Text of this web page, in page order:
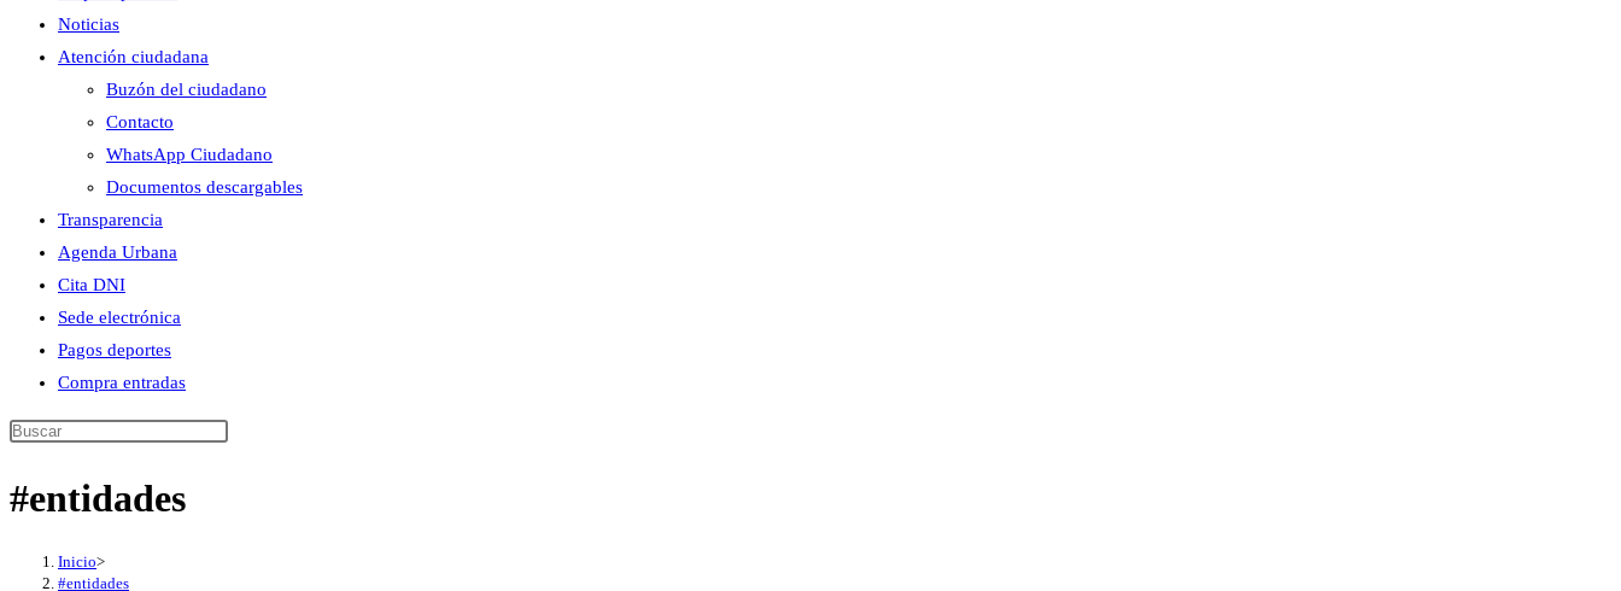
Noticias
Atención ciudadana
Buzón del ciudadano
Contacto
WhatsApp Ciudadano
Documentos descargables
Transparencia
Agenda Urbana
Cita DNI
Sede electrónica
Pagos deportes
Compra entradas
Buscar
esta
#entidades
Inicio>
#entidades